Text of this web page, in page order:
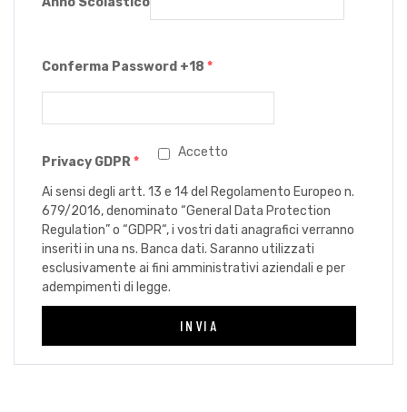
Conferma Password +18 *
Privacy GDPR*
Accetto
Ai sensi degli artt. 13 e 14 del Regolamento Europeo n.
679/2016, denominato “General Data Protection
Regulation” o “GDPR“, i vostri dati anagrafici verranno
inseriti in una ns. Banca dati. Saranno utilizzati
esclusivamente ai fini amministrativi aziendali e per
adempimenti di legge.
INVIA